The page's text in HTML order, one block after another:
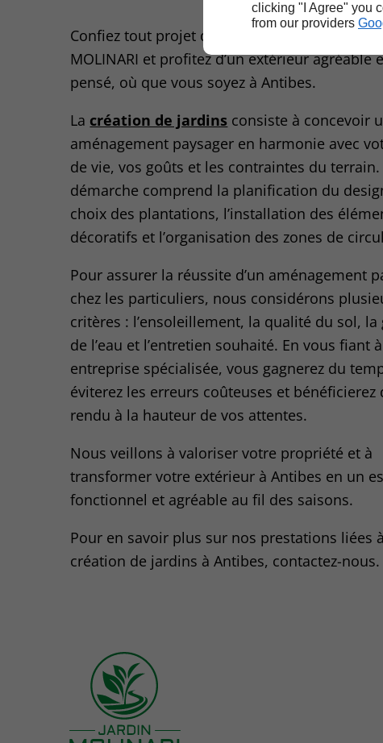
clicking "I Agree" you
from our providers
Confiez tout projet de création d’espace vert à
MOLINARI et profitez d’un extérieur agréable
pensé, où que vous soyez à Antibes.
La création de jardins consiste à concevoir
aménagement paysager en harmonie avec
de vie, vos goûts et les contraintes du terrain.
démarche comprend la planification du
choix des plantations, l’installation des
décoratifs et l’organisation des zones de
Pour assurer la réussite d’un aménagement
chez les particuliers, nous considérons
critères : l’ensoleillement, la qualité du sol, la
de l’eau et l’entretien souhaité. En vous fiant
entreprise spécialisée, vous gagnerez du
éviterez les erreurs coûteuses et bénéficierez
rendu à la hauteur de vos attentes.
Nous veillons à valoriser votre propriété et à
transformer votre extérieur à Antibes en un
fonctionnel et agréable au fil des saisons.
Pour en savoir plus sur nos prestations liées
création de jardins à Antibes, contactez-nous.